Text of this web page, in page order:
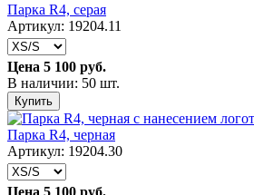
Парка R4, серая
Артикул: 19204.11
Цена 5 100 руб.
В наличии: 50 шт.
Купить
Парка R4, черная
Артикул: 19204.30
Цена 5 100 руб.